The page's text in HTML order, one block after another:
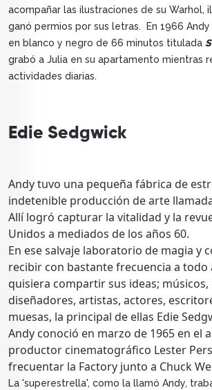
acompañar las ilustraciones de su Warhol,
ganó permios por sus letras. En 1966
en blanco y negro de 66 minutos titulada
grabó a Julia en su apartamento mientras
actividades diarias.
Edie Sedgwick
Andy tuvo una pequeña fábrica de
indetenible producción de arte
Allí logró capturar la vitalidad y la
Unidos a mediados de los años 60.
En ese salvaje laboratorio de magia y
recibir con bastante frecuencia a todo
quisiera compartir sus ideas; músicos,
diseñadores, artistas, actores,
muesas, la principal de ellas Edie
Andy conoció en marzo de 1965 en el
productor cinematográfico Lester
frecuentar la Factory junto a Chuck
La 'superestrella', como la llamó Andy,